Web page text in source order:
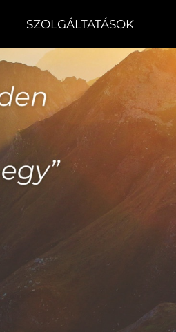
SZOLGÁLTATÁSOK
SPORTMENTÁLTRÉNING
COACHING
SZEMÉLYI EDZÉS